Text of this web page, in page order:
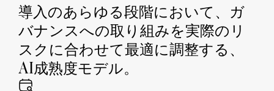
導入のあらゆる段階において、ガ
バナンスへの取り組みを実際のリ
スクに合わせて最適に調整する、
AI成熟度モデル。